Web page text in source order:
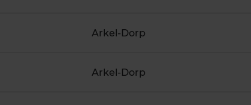
Arkel-Dorp
Arkel-Dorp